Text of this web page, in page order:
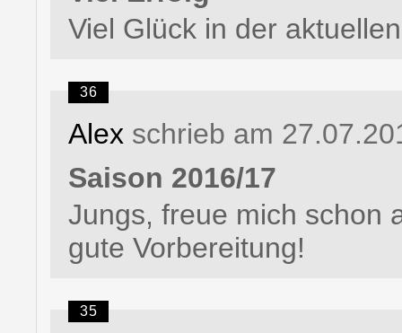
Viel Glück in der
36
Alex schrieb am
Saison 2016/17
Jungs, freue mich schon
gute Vorbereitung!
35